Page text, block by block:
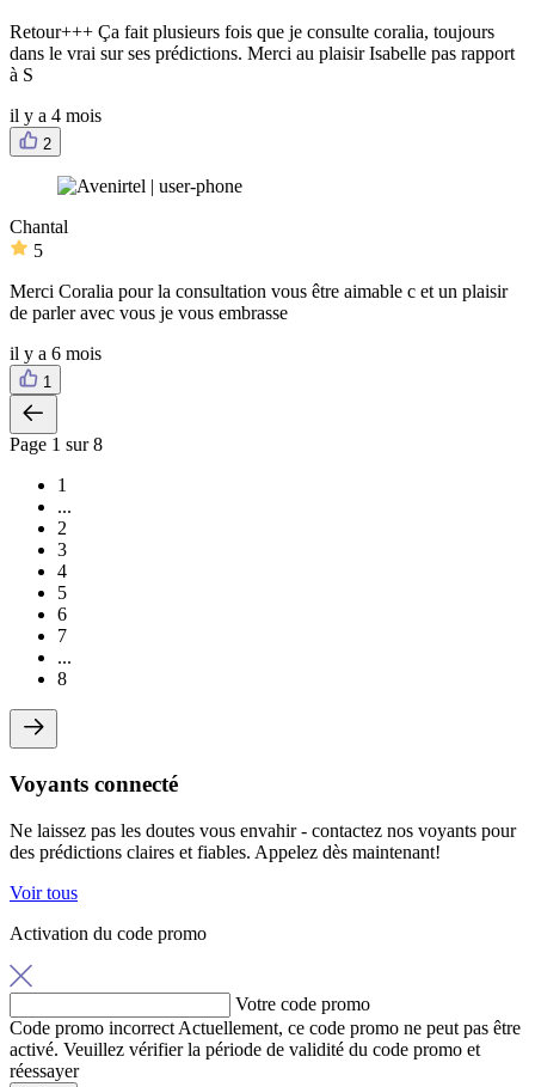
Retour+++ Ça fait plusieurs fois que je consulte coralia, toujours
dans le vrai sur ses prédictions. Merci au plaisir Isabelle pas rapport
à S
il y a 4 mois
2
Chantal
5
Merci Coralia pour la consultation vous être aimable c et un plaisir
de parler avec vous je vous embrasse
il y a 6 mois
1
Page 1 sur 8
1
...
2
3
4
5
6
7
...
8
Voyants connecté
Ne laissez pas les doutes vous envahir - contactez nos voyants pour
des prédictions claires et fiables. Appelez dès maintenant!
Voir tous
Activation du code promo
Votre code promo
Code promo incorrect Actuellement, ce code promo ne peut pas être
activé. Veuillez vérifier la période de validité du code promo et
réessayer